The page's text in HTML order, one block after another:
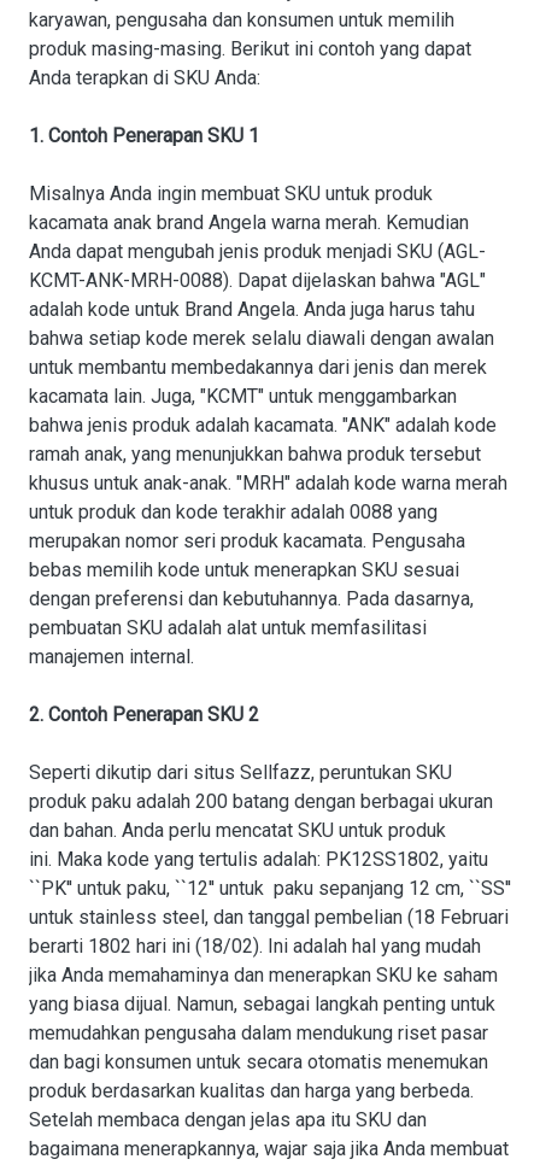
karyawan, pengusaha dan konsumen untuk memilih
produk masing-masing. Berikut ini contoh yang dapat
Anda terapkan di SKU Anda:
1. Contoh Penerapan SKU 1
Misalnya Anda ingin membuat SKU untuk produk
kacamata anak brand Angela warna merah. Kemudian
Anda dapat mengubah jenis produk menjadi SKU (AGL-
KCMT-ANK-MRH-0088). Dapat dijelaskan bahwa "AGL"
adalah kode untuk Brand Angela. Anda juga harus tahu
bahwa setiap kode merek selalu diawali dengan awalan
untuk membantu membedakannya dari jenis dan merek
kacamata lain. Juga, "KCMT" untuk menggambarkan
bahwa jenis produk adalah kacamata. "ANK" adalah kode
ramah anak, yang menunjukkan bahwa produk tersebut
khusus untuk anak-anak. "MRH" adalah kode warna merah
untuk produk dan kode terakhir adalah 0088 yang
merupakan nomor seri produk kacamata. Pengusaha
bebas memilih kode untuk menerapkan SKU sesuai
dengan preferensi dan kebutuhannya. Pada dasarnya,
pembuatan SKU adalah alat untuk memfasilitasi
manajemen internal.
2. Contoh Penerapan SKU 2
Seperti dikutip dari situs Sellfazz, peruntukan SKU
produk paku adalah 200 batang dengan berbagai ukuran
dan bahan. Anda perlu mencatat SKU untuk produk
ini. Maka kode yang tertulis adalah: PK12SS1802, yaitu
``PK'' untuk paku, ``12'' untuk paku sepanjang 12 cm, ``SS''
untuk stainless steel, dan tanggal pembelian (18 Februari
berarti 1802 hari ini (18/02). Ini adalah hal yang mudah
jika Anda memahaminya dan menerapkan SKU ke saham
yang biasa dijual. Namun, sebagai langkah penting untuk
memudahkan pengusaha dalam mendukung riset pasar
dan bagi konsumen untuk secara otomatis menemukan
produk berdasarkan kualitas dan harga yang berbeda.
Setelah membaca dengan jelas apa itu SKU dan
bagaimana menerapkannya, wajar saja jika Anda membuat